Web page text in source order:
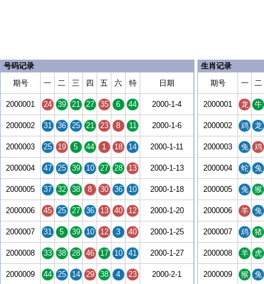
号码记录
期号
一 二 三 四 五 六 特 日期
2000001 24 39 21 27 35 6 44 2000-1-4
2000002 31 36 25 21 23 8 11 2000-1-6
2000003 25 19 5 44 1 18 14 2000-1-11
2000004 47 25 39 10 27 28 13 2000-1-13
2000005 37 32 38 8 30 36 10 2000-1-18
2000006 45 25 27 36 13 40 12 2000-1-20
2000007 31 5 39 10 12 3 40 2000-1-25
2000008 33 38 28 46 17 10 41 2000-1-27
2000009 44 25 14 29 38 4 23 2000-2-1
生肖记录
期号
一 二
2000001 龙 牛
2000002 鸡 龙
2000003 兔 鸡
2000004 蛇 兔
2000005 兔 猴
2000006 羊 兔
2000007 鸡 猪
2000008 羊 虎
2000009 猴 兔